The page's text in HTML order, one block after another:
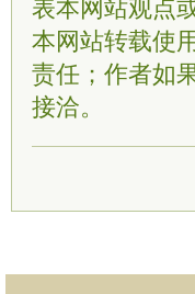
表本网站观点
本网站转载使
责任；作者如
接洽。